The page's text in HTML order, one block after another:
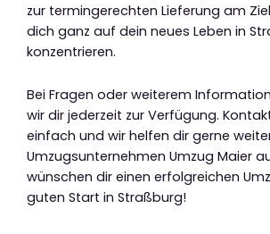
zur termingerechten Lieferung am
dich ganz auf dein neues Leben in
konzentrieren.
Bei Fragen oder weiterem
wir dir jederzeit zur Verfügung.
einfach und wir helfen dir gerne
Umzugsunternehmen Umzug Maier
wünschen dir einen erfolgreichen
guten Start in Straßburg!